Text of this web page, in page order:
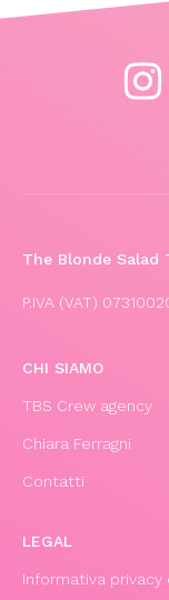
The Blonde Salad
P.IVA (VAT)
CHI SIAMO
TBS Crew agency
Chiara Ferragni
Contatti
LEGAL
Informativa